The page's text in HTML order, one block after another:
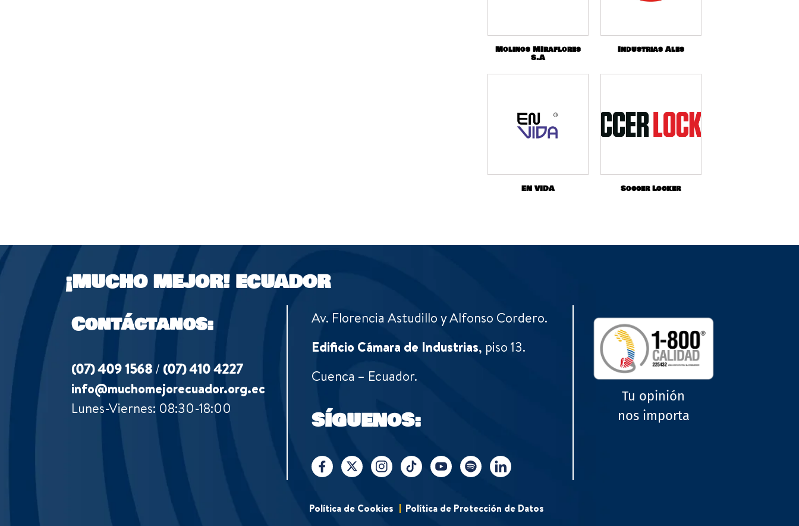
Molinos MIraflores
S.A
Industrias Ales
EN VIDA Soccer Locker
¡MUCHO MEJOR! ECUADOR
Contáctanos:
(07) 409 1568 / (07) 410 4227
info@muchomejorecuador.org.ec
Lunes-Viernes: 08:30-18:00
Av. Florencia Astudillo y Alfonso Cordero.
Edificio Cámara de Industrias, piso 13.
Cuenca – Ecuador.
SÍGUENOS:
Tu opinión
nos importa
Política de Cookies Política de Protección de Datos